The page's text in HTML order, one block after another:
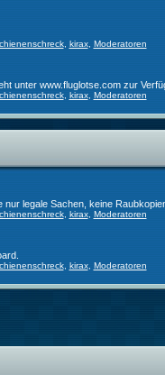
, kirax, Moderatoren
unter www.fluglotse.com zur
, kirax, Moderatoren
legale Sachen, keine
, kirax, Moderatoren
, kirax, Moderatoren